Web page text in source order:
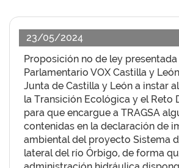
23/05/2024
Proposición no de ley
Parlamentario VOX Castilla y
Junta de Castilla y León a instar
la Transición Ecológica y el Reto
para que encargue a TRAGSA
contenidas en la declaración de
ambiental del proyecto Sistema
lateral del río Órbigo, de forma